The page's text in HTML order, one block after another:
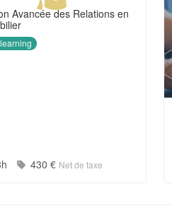
Avancée des Relations en
: Prix :
430 € Net de taxe